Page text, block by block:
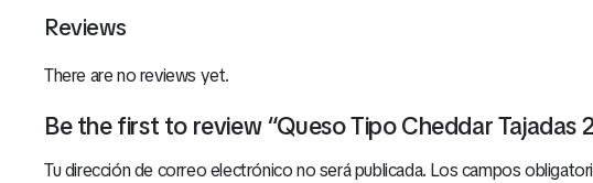
Reviews
There are no reviews yet.
Be the first to review “Queso Tipo Cheddar Tajadas
Tu dirección de correo electrónico no será publicada. Los campos